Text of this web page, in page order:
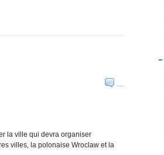
…
la ville qui devra organiser
villes, la polonaise Wroclaw et la